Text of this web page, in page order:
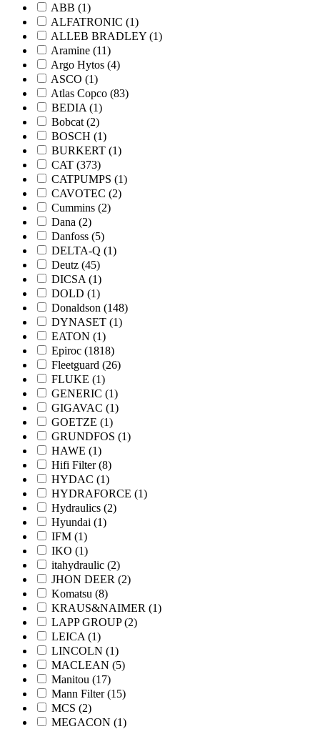
ABB (1)
ALFATRONIC (1)
ALLEB BRADLEY (1)
Aramine (11)
Argo Hytos (4)
ASCO (1)
Atlas Copco (83)
BEDIA (1)
Bobcat (2)
BOSCH (1)
BURKERT (1)
CAT (373)
CATPUMPS (1)
CAVOTEC (2)
Cummins (2)
Dana (2)
Danfoss (5)
DELTA-Q (1)
Deutz (45)
DICSA (1)
DOLD (1)
Donaldson (148)
DYNASET (1)
EATON (1)
Epiroc (1818)
Fleetguard (26)
FLUKE (1)
GENERIC (1)
GIGAVAC (1)
GOETZE (1)
GRUNDFOS (1)
HAWE (1)
Hifi Filter(8)
HYDAC (1)
HYDRAFORCE (1)
Hydraulics (2)
Hyundai (1)
IFM (1)
IKO (1)
itahydraulic (2)
JHON DEER (2)
Komatsu (8)
KRAUS&NAIMER (1)
LAPP GROUP(2)
LEICA (1)
LINCOLN (1)
MACLEAN (5)
Manitou (17)
Mann Filter(15)
MCS (2)
MEGACON (1)